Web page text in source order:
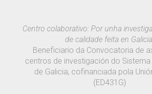
Centro colaborativo: Por unha
de calidade feita en
Beneficiario da Convocatoria de
centros de investigación do Sistema
de Galicia, cofinanciada pola
(ED431G)